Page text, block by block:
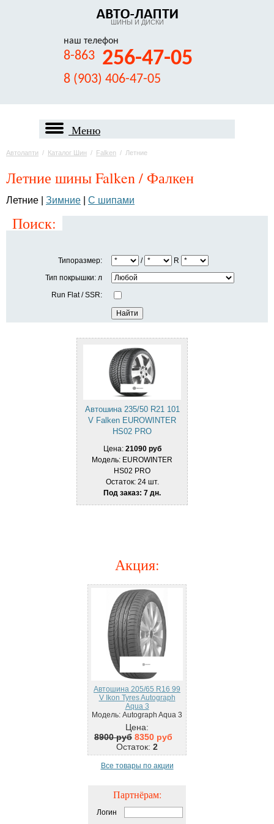
ШИНЫ И ДИСКИ
наш телефон
8-863 256-47-05
8 (903) 406-47-05
Меню
Автолапти / Каталог Шин / Falken / Летние
Летние шины Falken / Фалкен
Летние Зимние С шипами
Поиск:
Типоразмер: /
R
Тип покрышки: л
Run Flat / SSR:
Автошина 235/50 R21 101
V Falken EUROWINTER
HS02 PRO
Цена: 21090 руб
Модель: EUROWINTER
HS02 PRO
Остаток: 24 шт.
Под заказ: 7 дн.
Акция:
Автошина 205/65 R16 99
V Ikon Tyres Autograph
Aqua 3
Модель: Autograph Aqua 3
Цена:
8900 руб 8350 руб
Остаток: 2
Все товары по акции
Партнёрам:
Логин